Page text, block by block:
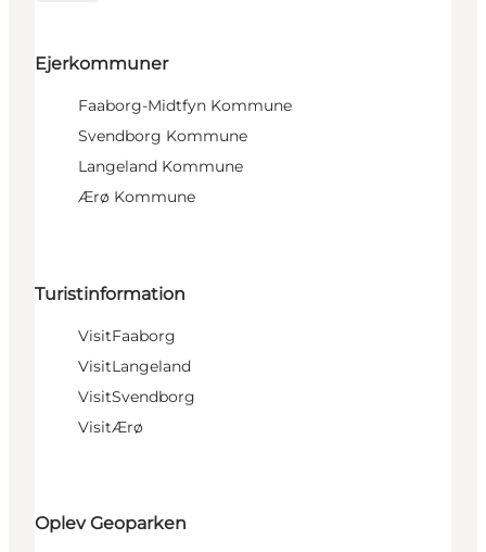
Ejerkommuner
Faaborg-Midtfyn Kommune
Svendborg Kommune
Langeland Kommune
Ærø Kommune
Turistinformation
VisitFaaborg
VisitLangeland
VisitSvendborg
VisitÆrø
Oplev Geoparken